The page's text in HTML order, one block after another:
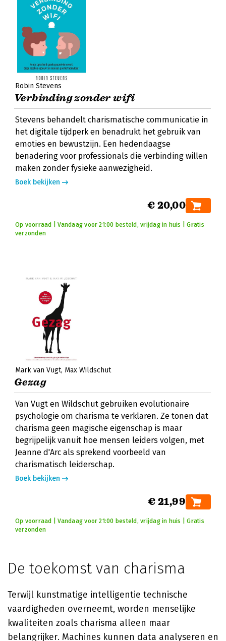
Robin Stevens
Verbinding zonder wifi
Stevens behandelt charismatische communicatie in
het digitale tijdperk en benadrukt het gebruik van
emoties en bewustzijn. Een hedendaagse
benadering voor professionals die verbinding willen
maken zonder fysieke aanwezigheid.
Boek bekijken
€ 20,00
Op voorraad | Vandaag voor 21:00 besteld, vrijdag in huis | Gratis
verzonden
Mark van Vugt Max Wildschut
Gezag
Van Vugt en Wildschut gebruiken evolutionaire
psychologie om charisma te verklaren. Ze tonen dat
charisma geen magische eigenschap is maar
begrijpelijk vanuit hoe mensen leiders volgen, met
Jeanne d'Arc als sprekend voorbeeld van
charismatisch leiderschap.
Boek bekijken
€ 21,99
Op voorraad | Vandaag voor 21:00 besteld, vrijdag in huis | Gratis
verzonden
De toekomst van charisma
Terwijl kunstmatige intelligentie technische
vaardigheden overneemt, worden menselijke
kwaliteiten zoals charisma alleen maar
belangrijker. Machines kunnen data analyseren en